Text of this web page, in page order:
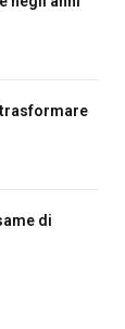
trasformare
di